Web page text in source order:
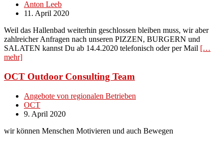
Anton Leeb
11. April 2020
Weil das Hallenbad weiterhin geschlossen bleiben muss, wir aber
zahlreicher Anfragen nach unseren PIZZEN, BURGERN und
SALATEN kannst Du ab 14.4.2020 telefonisch oder per Mail […
mehr]
OCT Outdoor Consulting Team
Angebote von regionalen Betrieben
OCT
9. April 2020
wir können Menschen Motivieren und auch Bewegen